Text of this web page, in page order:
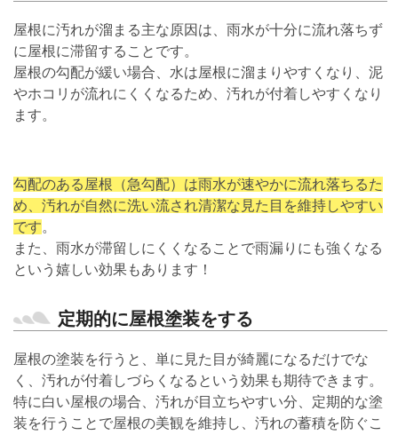
屋根に汚れが溜まる主な原因は、雨水が十分に流れ落ちず
に屋根に滞留することです。
屋根の勾配が緩い場合、水は屋根に溜まりやすくなり、泥
やホコリが流れにくくなるため、汚れが付着しやすくなり
ます。
勾配のある屋根（急勾配）は雨水が速やかに流れ落ちるた
め、汚れが自然に洗い流され清潔な見た目を維持しやすい
です。
また、雨水が滞留しにくくなることで雨漏りにも強くなる
という嬉しい効果もあります！
定期的に屋根塗装をする
屋根の塗装を行うと、単に見た目が綺麗になるだけでな
く、汚れが付着しづらくなるという効果も期待できます。
特に白い屋根の場合、汚れが目立ちやすい分、定期的な塗
装を行うことで屋根の美観を維持し、汚れの蓄積を防ぐこ